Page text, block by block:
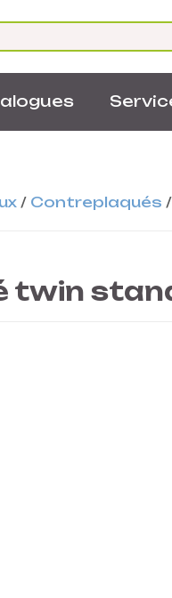
/ Contreplaqués /
twin